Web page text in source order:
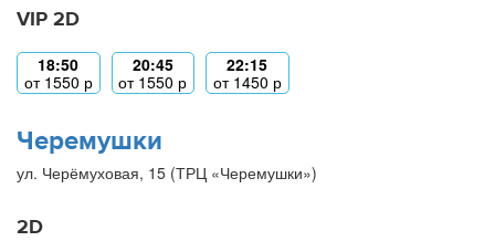
VIP 2D
18:50
от 1550 р
20:45
от 1550 р
22:15
от 1450 р
Черемушки
ул. Черёмуховая, 15 (ТРЦ «Черемушки»)
2D